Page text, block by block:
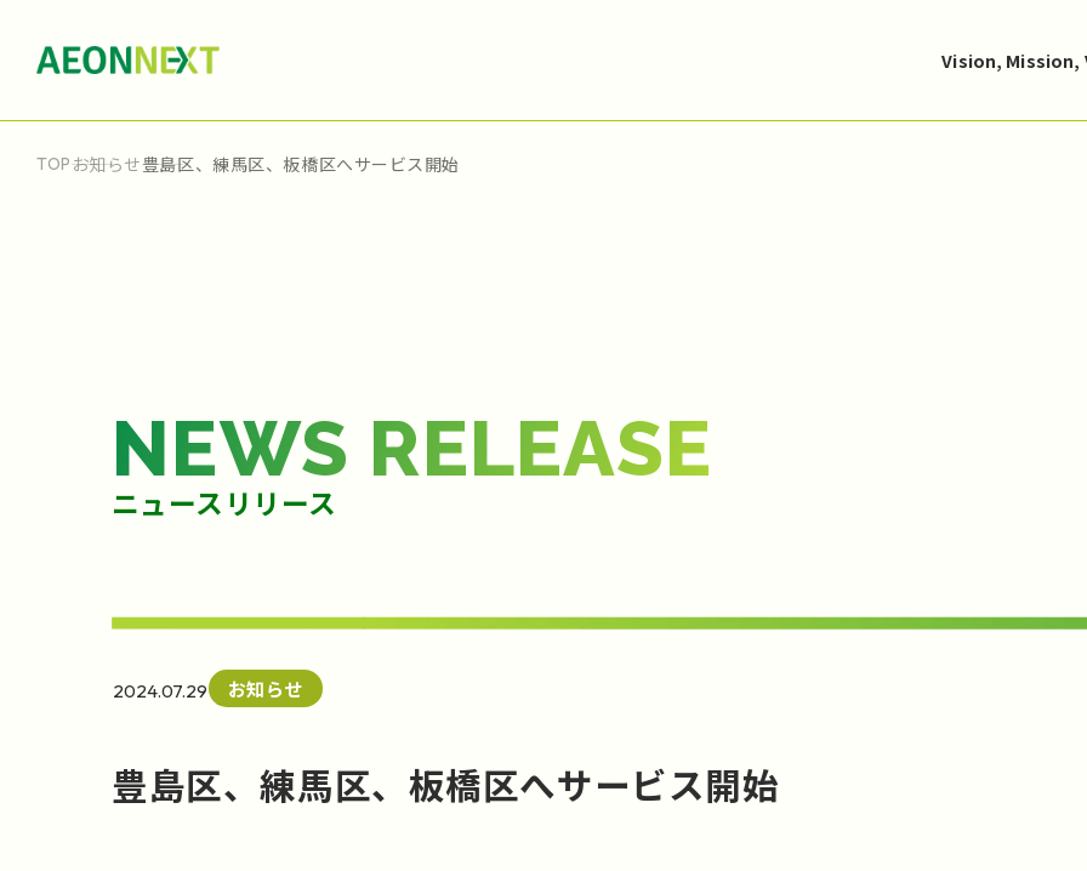
Vision, Mission,
NEWS RELEASE
ニュースリリース
TOPお知らせ豊島区、練馬区、板橋区へサービス開始
2024.07.29 お知らせ
豊島区、練馬区、板橋区へサービス開始